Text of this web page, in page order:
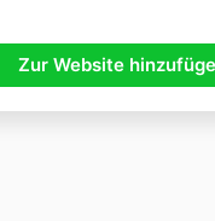
Zur Website